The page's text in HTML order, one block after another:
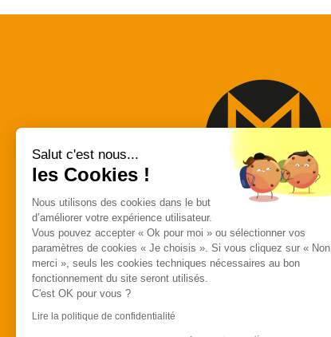
557 Avenue des
Salut c'est nous...
les Cookies !
Nous utilisons des cookies dans le but
d’améliorer votre expérience utilisateur.
Vous pouvez accepter « Ok pour moi » ou sélectionner vos
paramètres de cookies « Je choisis ». Si vous cliquez sur « Non
merci », seuls les cookies techniques nécessaires au bon
fonctionnement du site seront utilisés.
C'est OK pour vous ?
Lire la politique de confidentialité